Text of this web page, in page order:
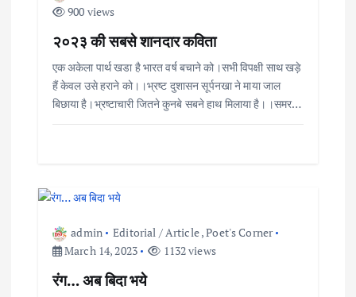
t
900 views
२०२३ की सबसे शानदार कविता
एक अकेला पार्थ खडा है भारत वर्ष बचाने को।सभी विपक्षी साथ खड़े
हैं केवल उसे हराने को।।भ्रष्ट दुशासन सूर्पनखा ने माया जाल
बिछाया है।भ्रष्टाचारी जितने कुनबे सबने हाथ मिलाया है।।समर…
admin Editorial / Article,Poet's Corner
March 14, 2023
1132 views
रंग… अब बिदा भये